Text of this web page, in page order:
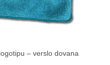
– verslo dovana